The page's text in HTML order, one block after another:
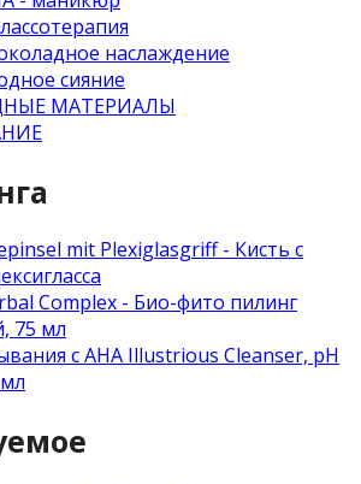
наслаждение
сияние
МАТЕРИАЛЫ
mit Plexiglasgriff - Кисть с
Complex - Био-фито пилинг
75 мл
с АНА Illustrious Cleanser, рН